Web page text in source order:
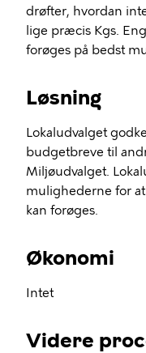
drøfter, hvordan
lige præcis Kgs.
forøges på bedst
Løsning
Lokaludvalget
budgetbreve til
Miljøudvalget.
mulighederne for
kan forøges.
Økonomi
Intet
Videre